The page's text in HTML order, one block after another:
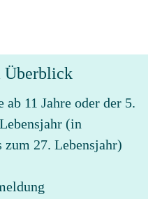
Überblick
11 Jahre oder der 5.
(in
27. Lebensjahr)